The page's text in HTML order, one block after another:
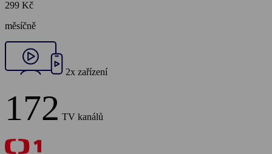
299 Kč
měsíčně
2x zařízení
172 TV kanálů